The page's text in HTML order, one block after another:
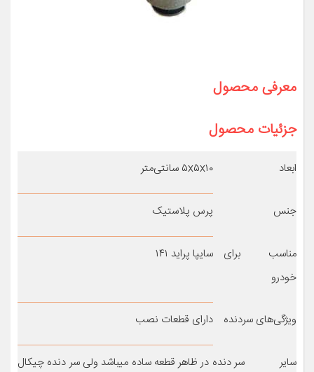
معرفی محصول
جزئیات محصول
ابعاد ۵x۵x۱۰ سانتی‌متر
جنس پرس پلاستیک
مناسب برای
خودرو
سایپا پراید ۱۴۱
ویژگی‌های سردنده دارای قطعات نصب
سایر
سر دنده در ظاهر قطعه ساده میباشد ولی سر دنده چیکال